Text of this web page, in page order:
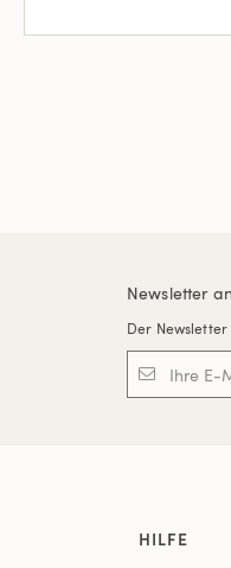
Newsletter
Der
HILFE